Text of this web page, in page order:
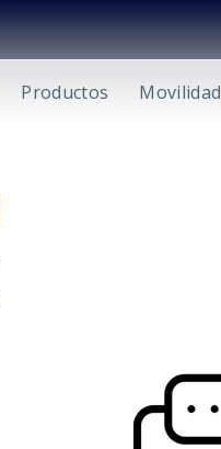
Productos Movilidad